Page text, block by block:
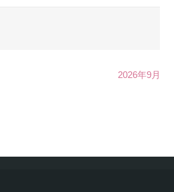
2026年9月